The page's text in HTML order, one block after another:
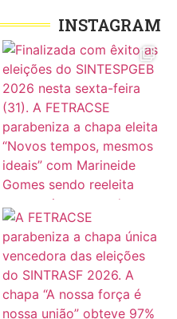
INSTAGRAM